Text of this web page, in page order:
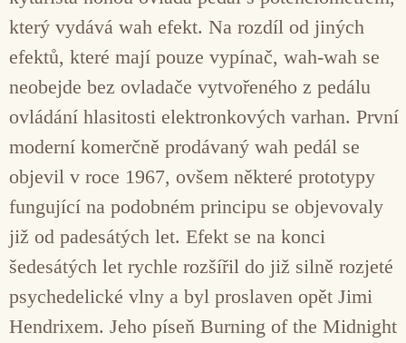
který vydává wah efekt. Na rozdíl od jiných
efektů, které mají pouze vypínač, wah-wah se
neobejde bez ovladače vytvořeného z pedálu
ovládání hlasitosti elektronkových varhan. První
moderní komerčně prodávaný wah pedál se
objevil v roce 1967, ovšem některé prototypy
fungující na podobném principu se objevovaly
již od padesátých let. Efekt se na konci
šedesátých let rychle rozšířil do již silně rozjeté
psychedelické vlny a byl proslaven opět Jimi
Hendrixem. Jeho píseň Burning of the Midnight